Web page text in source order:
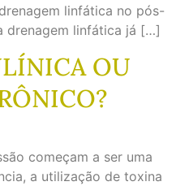
linfática no pós-
drenagem linfática já […]
OU
começam a ser uma
a utilização de toxina